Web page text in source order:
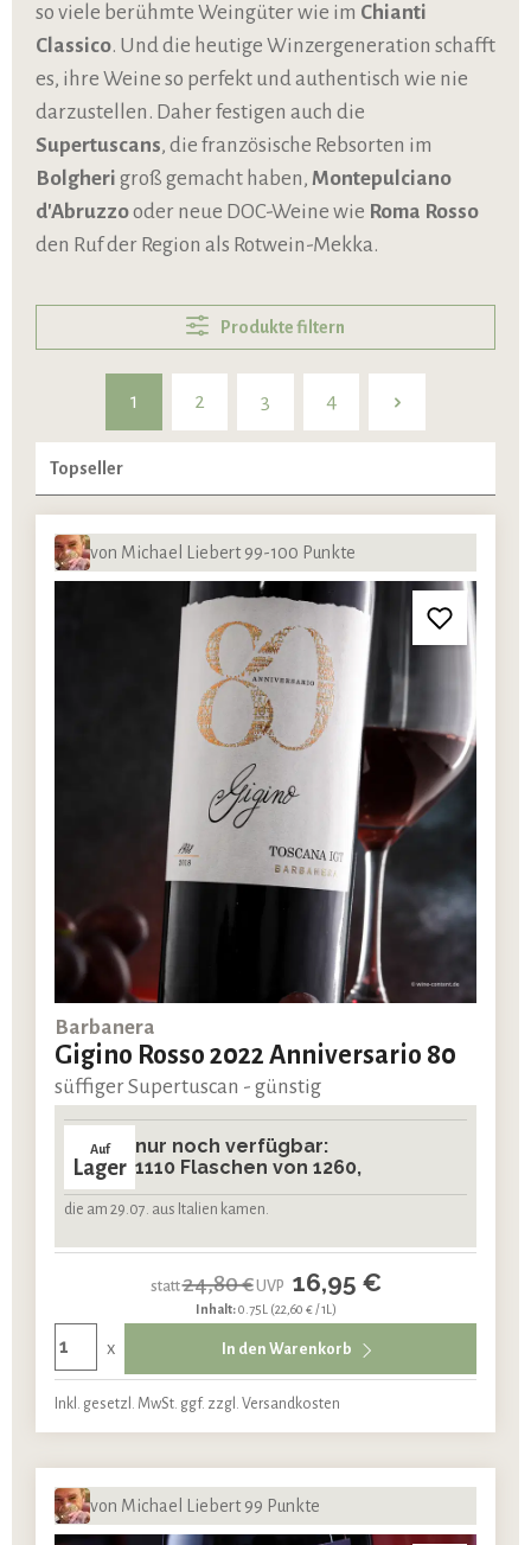
so viele berühmte Weingüter wie im Chianti
Classico. Und die heutige Winzergeneration schafft
es, ihre Weine so perfekt und authentisch wie nie
darzustellen. Daher festigen auch die
Supertuscans, die französische Rebsorten im
Bolgheri groß gemacht haben, Montepulciano
d'Abruzzooder neue DOC-Weine wie Roma Rosso
den Ruf der Region als Rotwein-Mekka.
Produkte filtern
1 2 3 4
von Michael Liebert 99-100 Punkte
Barbanera
Gigino Rosso 2022 Anniversario 80
süffiger Supertuscan - günstig
Auf
Lager
nur noch verfügbar:
1110 Flaschen von 1260,
die am 29.07. aus Italien kamen.
statt24,80 €UVP 16,95 €
Inhalt:0.75L (22,60 € / 1L)
x In den Warenkorb
Inkl. gesetzl. MwSt. ggf. zzgl. Versandkosten
von Michael Liebert 99 Punkte